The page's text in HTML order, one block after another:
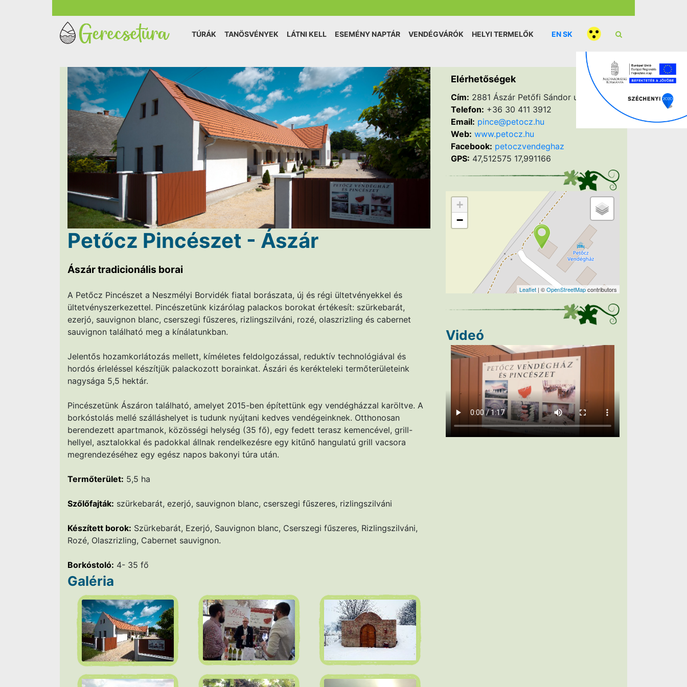
TÚRÁK TANÖSVÉNYEK LÁTNI KELL ESEMÉNY NAPTÁR VENDÉGVÁRÓK HELYI TERMELŐK ENSK
Petőcz Pincészet - Ászár
Ászár tradicionális borai
A Petőcz Pincészet a Neszmélyi Borvidék fiatal borászata, új és régi ültetvényekkel és
ültetvényszerkezettel. Pincészetünk kizárólag palackos borokat értékesít: szürkebarát,
ezerjó, sauvignon blanc, cserszegi fűszeres, rizlingszilváni, rozé, olaszrizling és cabernet
sauvignon található meg a kínálatunkban.
Jelentős hozamkorlátozás mellett, kíméletes feldolgozással, reduktív technológiával és
hordós érleléssel készítjük palackozott borainkat. Ászári és kerékteleki termőterületeink
nagysága 5,5 hektár.
Pincészetünk Ászáron található, amelyet 2015-ben építettünk egy vendégházzal karöltve. A
borkóstolás mellé szálláshelyet is tudunk nyújtani kedves vendégeinknek. Otthonosan
berendezett apartmanok, közösségi helység (35 fő), egy fedett terasz kemencével, grill-
hellyel, asztalokkal és padokkal állnak rendelkezésre egy kitűnő hangulatú grill vacsora
megrendezéséhez egy egész napos bakonyi túra után.
Termőterület: 5,5 ha
Szőlőfajták: szürkebarát, ezerjó, sauvignon blanc, cserszegi fűszeres, rizlingszilváni
Készített borok: Szürkebarát, Ezerjó, Sauvignon blanc, Cserszegi fűszeres, Rizlingszilváni,
Rozé, Olaszrizling, Cabernet sauvignon.
Borkóstoló: 4- 35 fő
Galéria
Elérhetőségek
Cím: 2881 Ászár Petőfi Sándor utca 64.
Telefon: +36 30 411 3912
Email: pince@petocz.hu
Web: www.petocz.hu
Facebook: petoczvendeghaz
GPS: 47,512575 17,991166
+
−
Leaflet | ©OpenStreetMapcontributors
Videó